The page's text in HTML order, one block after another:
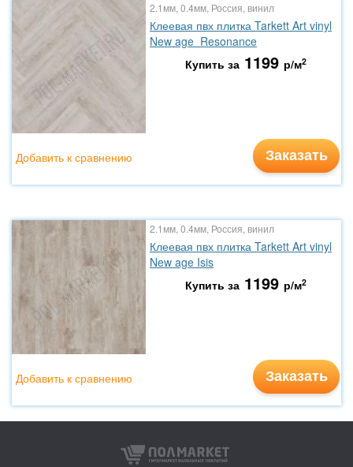
2.1мм, 0.4мм, Россия, винил
Клеевая пвх плитка Tarkett Art vinyl
New age Resonance
Купить за 1199 р/м2
Заказать
Добавить к сравнению
2.1мм, 0.4мм, Россия, винил
Клеевая пвх плитка Tarkett Art vinyl
New age Isis
Купить за 1199 р/м2
Заказать
Добавить к сравнению